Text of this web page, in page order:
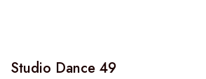
Studio Dance 49